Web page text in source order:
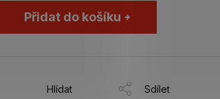
Přidat do košíku
Hlídat Sdílet